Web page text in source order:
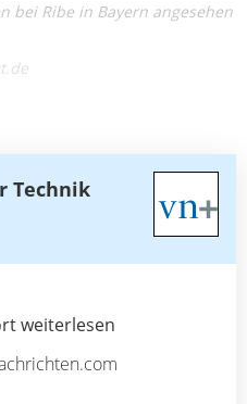
bei Ribe in Bayern angesehen
Technik
weiterlesen